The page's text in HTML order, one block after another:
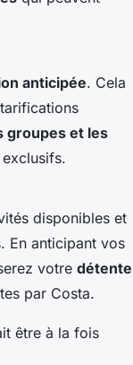
anticipée. Cela
groupes et les
disponibles et
En anticipant vos
votre détente
par Costa.
être à la fois